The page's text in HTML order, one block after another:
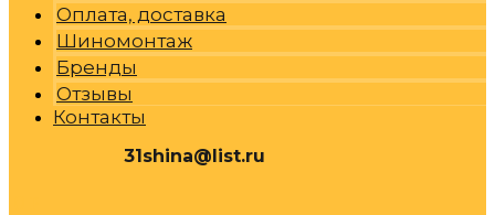
Оплата, доставка
Шиномонтаж
Бренды
Отзывы
Контакты
31shina@list.ru